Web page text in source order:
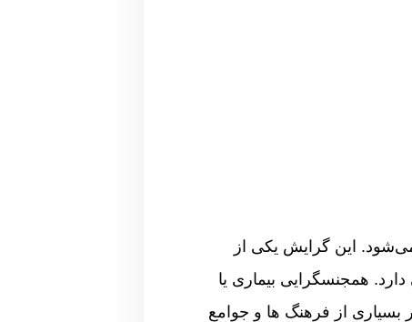
این گرایش یکی از
همجنسگرایی بیماری یا
از فرهنگ‌ ها و جوامع